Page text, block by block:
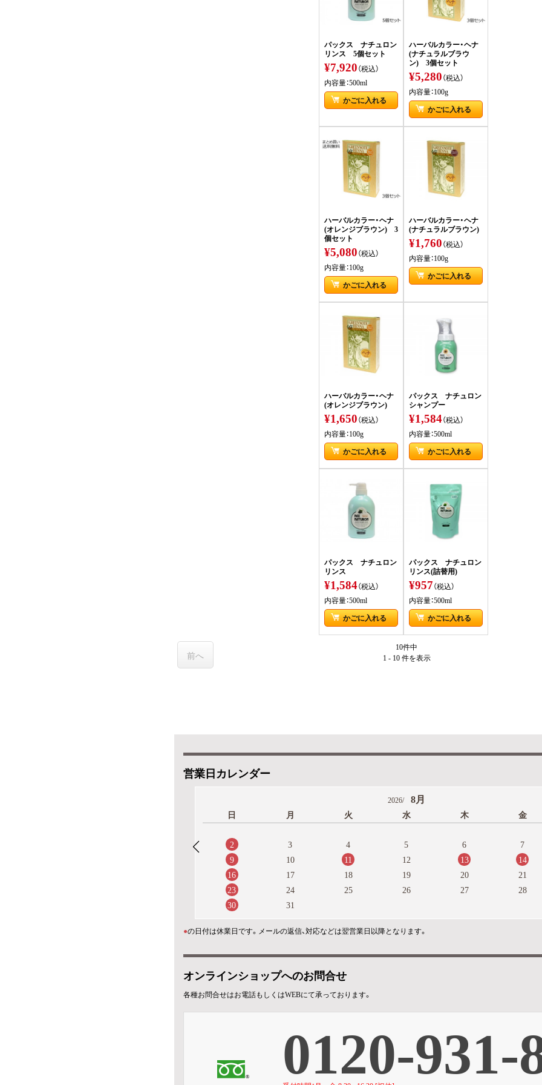
パックス ナチュロン
リンス 5個セット
¥7,920（税込）
内容量：500ml
かごに入れる
ハーバルカラー・ヘナ
(ナチュラルブラウ
ン) 3個セット
¥5,280（税込）
内容量：100g
かごに入れる
ハーバルカラー・ヘナ
(オレンジブラウン) 3
個セット
¥5,080（税込）
内容量：100g
かごに入れる
ハーバルカラー・ヘナ
(ナチュラルブラウン)
¥1,760（税込）
内容量：100g
かごに入れる
ハーバルカラー・ヘナ
(オレンジブラウン)
¥1,650（税込）
内容量：100g
かごに入れる
パックス ナチュロン
シャンプー
¥1,584（税込）
内容量：500ml
かごに入れる
パックス ナチュロン
リンス
¥1,584（税込）
内容量：500ml
かごに入れる
パックス ナチュロン
リンス(詰替用)
¥957（税込）
内容量：500ml
かごに入れる
10件中
1 - 10 件を表示
前へ
営業日カレンダー
2026/ 8月
日 月 火 水 木 金
2 3 4 5 6
7
9
10 11 12 13
14
16
17 18 19 20
21
23
24 25 26 27
28
30
31
●の日付は休業日です。メールの返信、対応などは翌営業日以降となります。
オンラインショップへのお問合せ
各種お問合せはお電話もしくはWEBにて承っております。
0120-931-